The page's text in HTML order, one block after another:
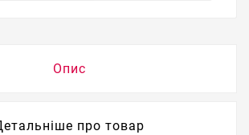
Опис
про товар